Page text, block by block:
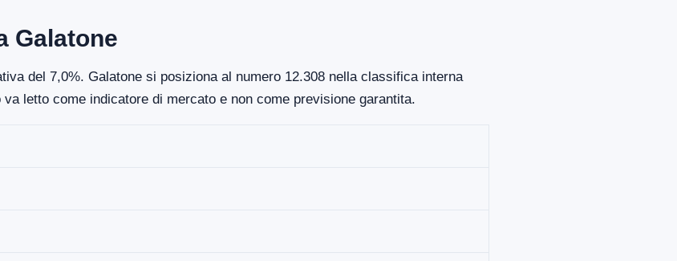
Galatone
del 7,0%. Galatone si posiziona al numero 12.308 nella classifica interna
letto come indicatore di mercato e non come previsione garantita.